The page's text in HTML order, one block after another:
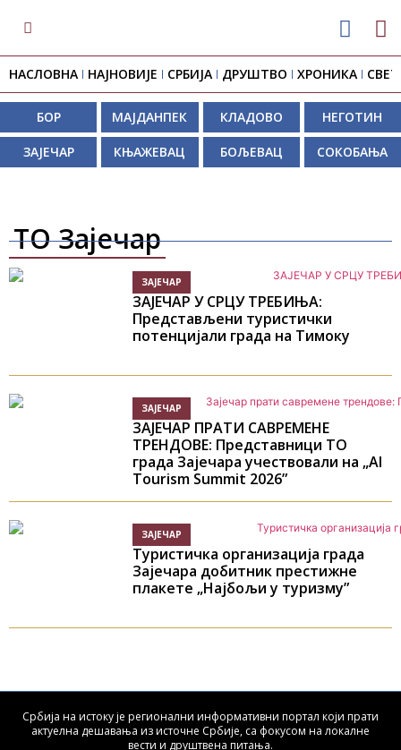
НАСЛОВНА НАЈНОВИЈЕ СРБИЈА ДРУШТВО ХРОНИКА СВЕТ
БОР МАЈДАНПЕК КЛАДОВО НЕГОТИН
ЗАЈЕЧАР КЊАЖЕВАЦ БОЉЕВАЦ СОКОБАЊА
ТО Зајечар
ЗАЈЕЧАР
ЗАЈЕЧАР У СРЦУ ТРЕБИЊА:
Представљени туристички
потенцијали града на Тимоку
ЗАЈЕЧАР
ЗАЈЕЧАР ПРАТИ САВРЕМЕНЕ
ТРЕНДОВЕ: Представници ТО
града Зајечара учествовали на „AI
Tourism Summit 2026”
ЗАЈЕЧАР
Туристичка организација града
Зајечара добитник престижне
плакете „Најбољи у туризму”
Србија на истоку је регионални информативни портал који прати
актуелна дешавања из источне Србије, са фокусом на локалне
вести и друштвена питања.